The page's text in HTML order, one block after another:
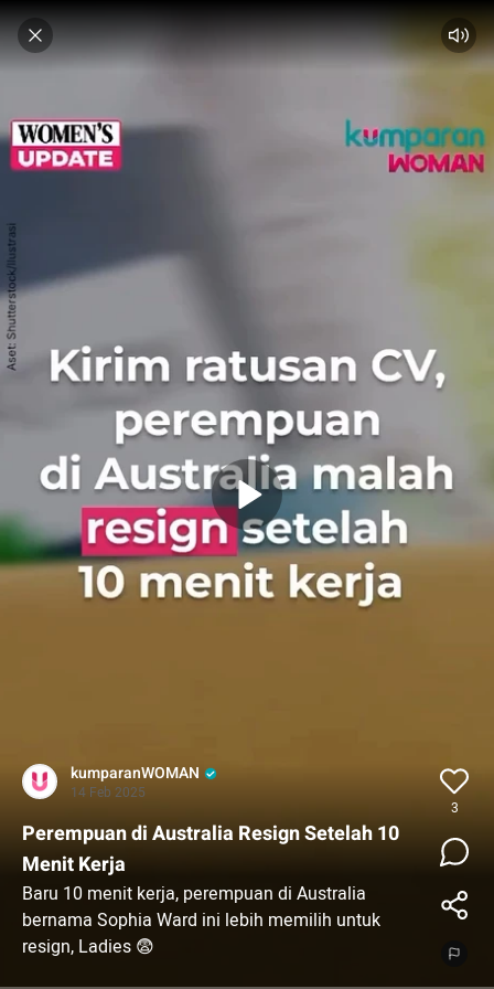
kumparanWOMAN
14 Feb 2025
Perempuan di Australia Resign Setelah 10
Menit Kerja
Baru 10 menit kerja, perempuan di Australia
bernama Sophia Ward ini lebih memilih untuk
resign, Ladies 😨
3